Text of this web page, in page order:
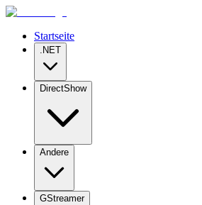
Startseite
.NET
DirectShow
Andere
GStreamer